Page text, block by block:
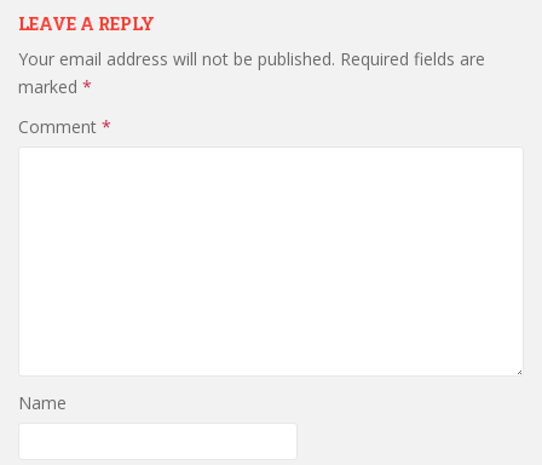
LEAVE A REPLY
Your email address will not be published. Required fields are
marked *
Comment *
Name